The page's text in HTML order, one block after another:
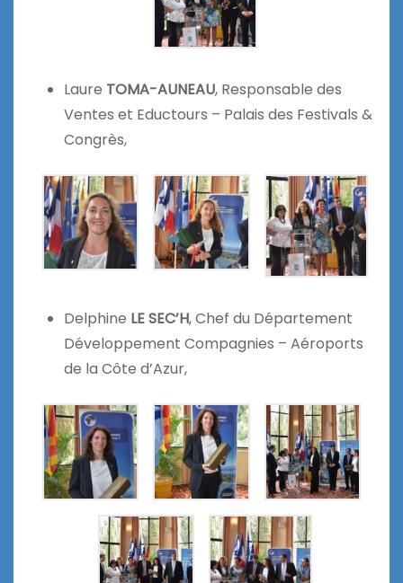
Laure TOMA-AUNEAU, Responsable des
Ventes et Eductours – Palais des Festivals &
Congrès,
Delphine LE SEC’H, Chef du Département
Développement Compagnies – Aéroports
de la Côte d’Azur,